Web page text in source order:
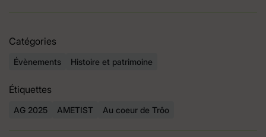
Catégories
Évènements Histoire et patrimoine
Étiquettes
AG 2025 AMETIST Au coeur de Trôo